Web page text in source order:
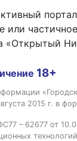
«Открытый
18+
2015 г. в
– 62677 от